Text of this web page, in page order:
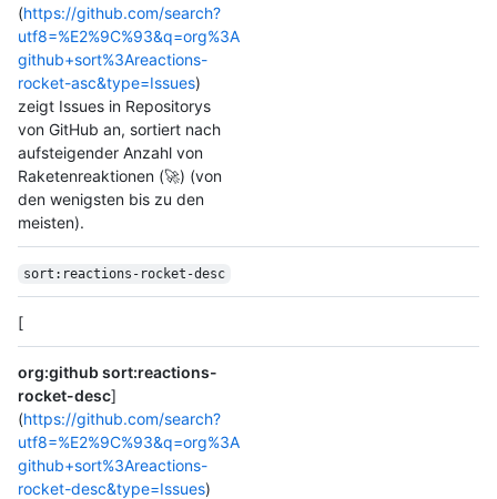
(https://github.com/search?
utf8=%E2%9C%93&q=org%3A
github+sort%3Areactions-
rocket-asc&type=Issues)
zeigt Issues in Repositorys
von GitHub an, sortiert nach
aufsteigender Anzahl von
Raketenreaktionen (🚀) (von
den wenigsten bis zu den
meisten).
sort:reactions-rocket-desc
[
org:github sort:reactions-
rocket-desc]
(https://github.com/search?
utf8=%E2%9C%93&q=org%3A
github+sort%3Areactions-
rocket-desc&type=Issues)